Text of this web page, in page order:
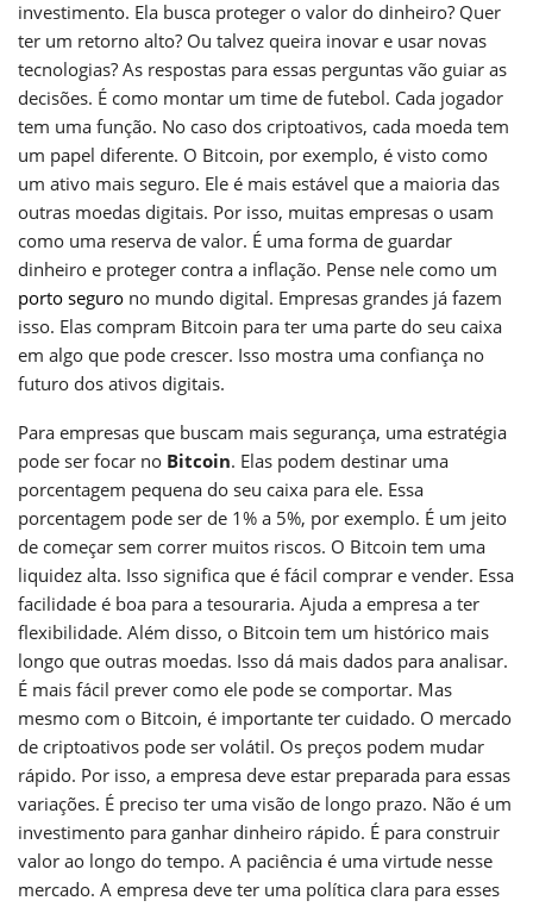
investimento. Ela busca proteger o valor do dinheiro? Quer
ter um retorno alto? Ou talvez queira inovar e usar novas
tecnologias? As respostas para essas perguntas vão guiar as
decisões. É como montar um time de futebol. Cada jogador
tem uma função. No caso dos criptoativos, cada moeda tem
um papel diferente. O Bitcoin, por exemplo, é visto como
um ativo mais seguro. Ele é mais estável que a maioria das
outras moedas digitais. Por isso, muitas empresas o usam
como uma reserva de valor. É uma forma de guardar
dinheiro e proteger contra a inflação. Pense nele como um
porto seguro no mundo digital. Empresas grandes já fazem
isso. Elas compram Bitcoin para ter uma parte do seu caixa
em algo que pode crescer. Isso mostra uma confiança no
futuro dos ativos digitais.
Para empresas que buscam mais segurança, uma estratégia
pode ser focar no Bitcoin. Elas podem destinar uma
porcentagem pequena do seu caixa para ele. Essa
porcentagem pode ser de 1% a 5%, por exemplo. É um jeito
de começar sem correr muitos riscos. O Bitcoin tem uma
liquidez alta. Isso significa que é fácil comprar e vender. Essa
facilidade é boa para a tesouraria. Ajuda a empresa a ter
flexibilidade. Além disso, o Bitcoin tem um histórico mais
longo que outras moedas. Isso dá mais dados para analisar.
É mais fácil prever como ele pode se comportar. Mas
mesmo com o Bitcoin, é importante ter cuidado. O mercado
de criptoativos pode ser volátil. Os preços podem mudar
rápido. Por isso, a empresa deve estar preparada para essas
variações. É preciso ter uma visão de longo prazo. Não é um
investimento para ganhar dinheiro rápido. É para construir
valor ao longo do tempo. A paciência é uma virtude nesse
mercado. A empresa deve ter uma política clara para esses